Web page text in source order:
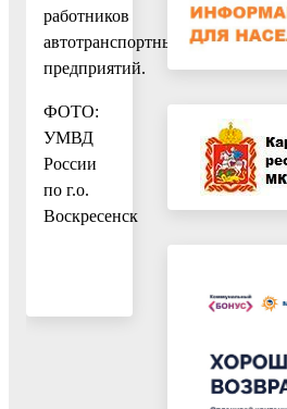
работников
автотранспортных
предприятий.
ФОТО:
УМВД
России
по г.о.
Воскресенск